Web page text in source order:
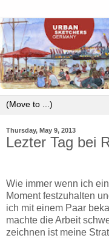
Thursday, May 9, 2013
Lezter Tag bei
Wie immer wenn ich
Moment festzuhalten
ich mit einem Paar
machte die Arbeit
zeichnen ist meine